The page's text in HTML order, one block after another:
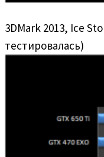
3DMark 2013, Ice
тестировалась)